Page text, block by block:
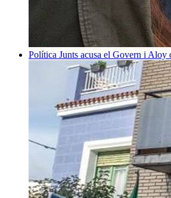
Política Junts acusa el Govern i Aloy